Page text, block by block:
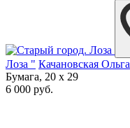
Лоза " Качановская Ольга
Бумага, 20 x 29
6 000 руб.